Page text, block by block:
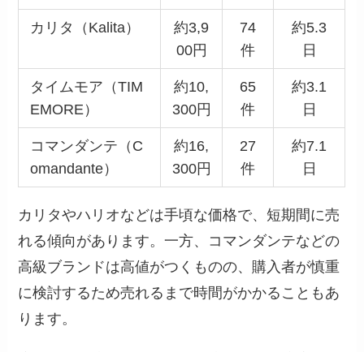
カリタ（Kalita）
約3,9
00円
74
件
約5.3
日
タイムモア（TIM
EMORE）
約10,
300円
65
件
約3.1
日
コマンダンテ（C
omandante）
約16,
300円
27
件
約7.1
日
カリタやハリオなどは手頃な価格で、短期間に売
れる傾向があります。一方、コマンダンテなどの
高級ブランドは高値がつくものの、購入者が慎重
に検討するため売れるまで時間がかかることもあ
ります。